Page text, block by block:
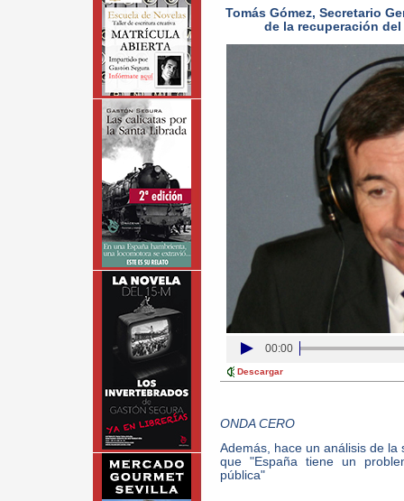
Tomás Gómez, Secretario
de la recuperación
00:00
Descargar
ONDA CERO
Además, hace un análisis de
que "España tiene un
pública"